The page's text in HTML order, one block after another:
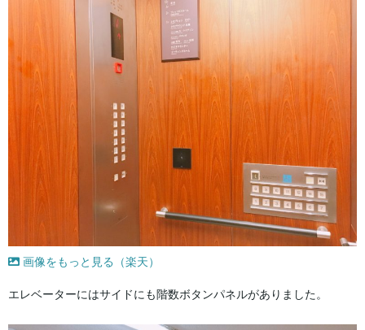
画像をもっと見る（楽天）
エレベーターにはサイドにも階数ボタンパネルがありました。